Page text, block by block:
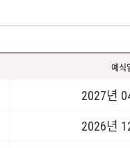
예식
2027년
2026년